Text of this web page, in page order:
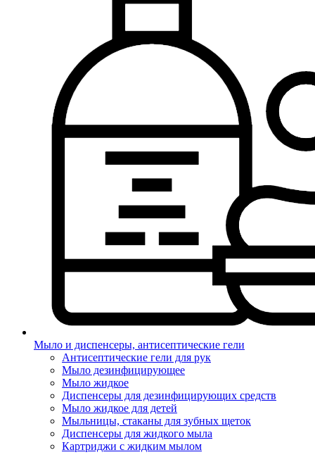
Мыло и диспенсеры, антисептические гели
Антисептические гели для рук
Мыло дезинфицирующее
Мыло жидкое
Диспенсеры для дезинфицирующих средств
Мыло жидкое для детей
Мыльницы, стаканы для зубных щеток
Диспенсеры для жидкого мыла
Картриджи с жидким мылом